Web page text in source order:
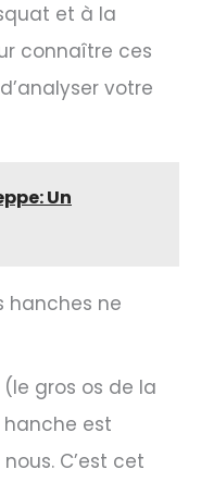
et à la
connaître ces
votre
Un
hanches ne
(le gros os de la
est
C’est cet